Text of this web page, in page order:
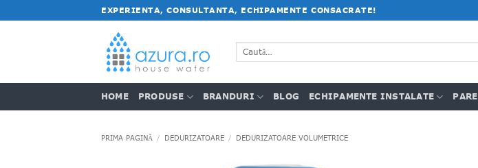
la
EXPERIENTA, CONSULTANTA, ECHIPAMENTE CONSACRATE!
Caută
după:
HOME PRODUSE BRANDURI BLOG ECHIPAMENTE INSTALATE
PRIMA PAGINĂ / DEDURIZATOARE / DEDURIZATOARE VOLUMETRICE